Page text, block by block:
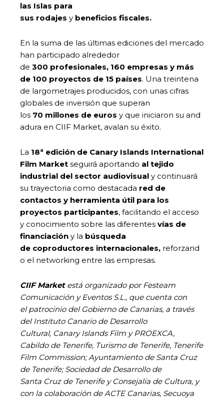
las Islas para
sus rodajes y beneficios fiscales.
En la suma de las últimas ediciones del mercado
han participado alrededor
de 300 profesionales, 160 empresas y más
de 100 proyectos de 15 países. Una treintena
de largometrajes producidos, con unas cifras
globales de inversión que superan
los 70 millones de euros y que iniciaron su and
adura en CIIF Market, avalan su éxito.
La 18ª edición de Canary Islands International
Film Market seguirá aportando al tejido
industrial del sector audiovisual y continuará
su trayectoria como destacada red de
contactos y herramienta útil para los
proyectos participantes, facilitando el acceso
y conocimiento sobre las diferentes vías de
financiación y la búsqueda
de coproductores internacionales, reforzand
o el networking entre las empresas.
CIIF Market está organizado por Festeam
Comunicación y Eventos S.L., que cuenta con
el patrocinio del Gobierno de Canarias, a través
del Instituto Canario de Desarrollo
Cultural, Canary Islands Film y PROEXCA,
Cabildo de Tenerife, Turismo de Tenerife, Tenerife
Film Commission; Ayuntamiento de Santa Cruz
de Tenerife; Sociedad de Desarrollo de
Santa Cruz de Tenerife y Consejalía de Cultura, y
con la colaboración de ACTE Canarias, Secuoya